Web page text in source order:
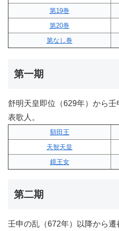
第19巻
第20巻
第なし巻
第一期
舒明天皇即位（629年）から
表歌人。
額田王
天智天皇
鏡王女
第二期
壬申の乱（672年）以降から